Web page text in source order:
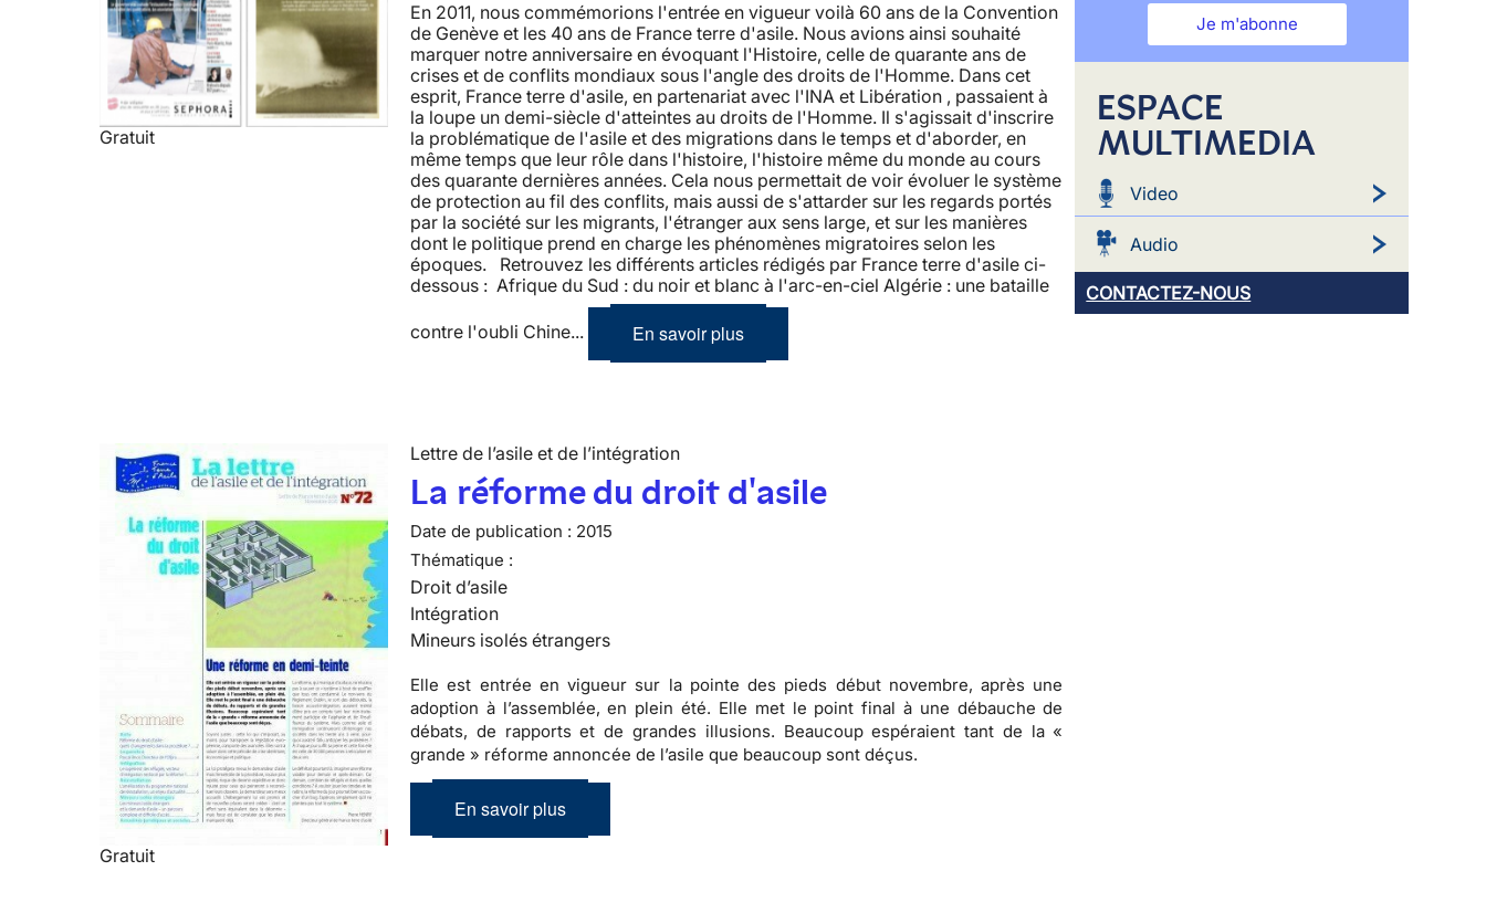
Gratuit
En 2011, nous commémorions l'entrée en vigueur voilà 60 ans de la Convention
de Genève et les 40 ans de France terre d'asile. Nous avions ainsi souhaité
marquer notre anniversaire en évoquant l'Histoire, celle de quarante ans de
crises et de conflits mondiaux sous l'angle des droits de l'Homme. Dans cet
esprit, France terre d'asile, en partenariat avec l'INA et Libération , passaient à
la loupe un demi-siècle d'atteintes au droits de l'Homme. Il s'agissait d'inscrire
la problématique de l'asile et des migrations dans le temps et d'aborder, en
même temps que leur rôle dans l'histoire, l'histoire même du monde au cours
des quarante dernières années. Cela nous permettait de voir évoluer le système
de protection au fil des conflits, mais aussi de s'attarder sur les regards portés
par la société sur les migrants, l'étranger aux sens large, et sur les manières
dont le politique prend en charge les phénomènes migratoires selon les
époques. Retrouvez les différents articles rédigés par France terre d'asile ci-
dessous : Afrique du Sud : du noir et blanc à l'arc-en-ciel Algérie : une bataille
contre l'oubli Chine... En savoir plus
Gratuit
Lettre de l’asile et de l’intégration
La réforme du droit d'asile
Date de publication : 2015
Thématique :
Droit d’asile
Intégration
Mineurs isolés étrangers
Elle est entrée en vigueur sur la pointe des pieds début novembre, après une
adoption à l’assemblée, en plein été. Elle met le point final à une débauche de
débats, de rapports et de grandes illusions. Beaucoup espéraient tant de la «
grande » réforme annoncée de l’asile que beaucoup sont déçus.
En savoir plus
Je m'abonne
ESPACE
MULTIMEDIA
Video
Audio
CONTACTEZ-NOUS